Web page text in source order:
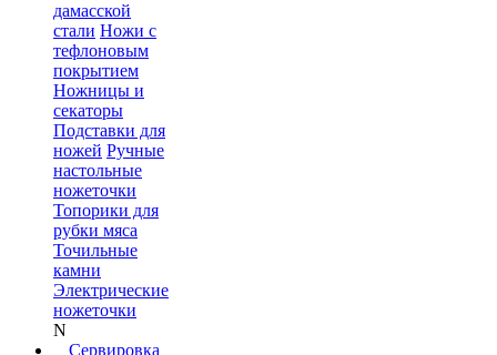
дамасской
стали Ножи с
тефлоновым
покрытием
Ножницы и
секаторы
Подставки для
ножей Ручные
настольные
ножеточки
Топорики для
рубки мяса
Точильные
камни
Электрические
ножеточки
N
Сервировка